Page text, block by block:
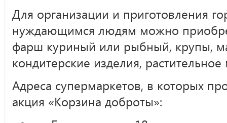
Для организации и приготовления
нуждающимся людям можно
фарш куриный или рыбный, крупы,
кондитерские изделия,
Адреса супермаркетов, в которых
акция «Корзина доброты»: